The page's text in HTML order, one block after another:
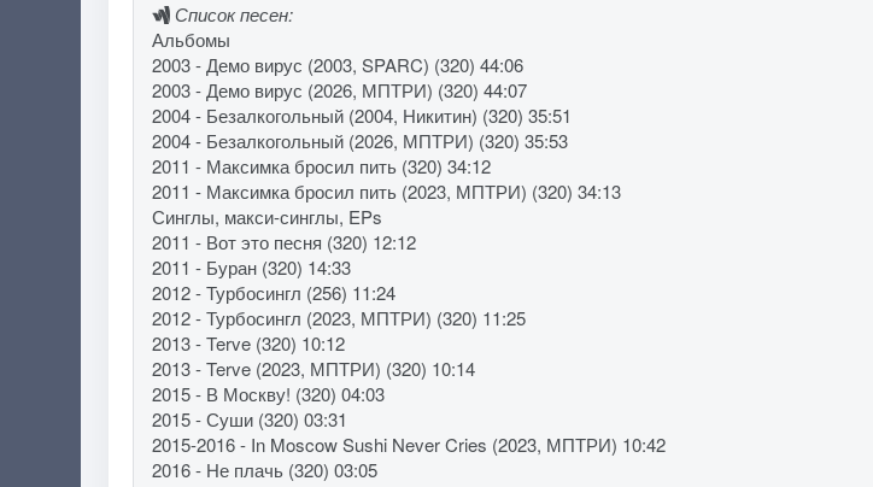
Список песен:
Альбомы
2003 - Демо вирус (2003, SPARC) (320) 44:06
2003 - Демо вирус (2026, МПТРИ) (320) 44:07
2004 - Безалкогольный (2004, Никитин) (320) 35:51
2004 - Безалкогольный (2026, МПТРИ) (320) 35:53
2011 - Максимка бросил пить (320) 34:12
2011 - Максимка бросил пить (2023, МПТРИ) (320) 34:13
Синглы, макси-синглы, EPs
2011 - Вот это песня (320) 12:12
2011 - Буран (320) 14:33
2012 - Турбосингл (256) 11:24
2012 - Турбосингл (2023, МПТРИ) (320) 11:25
2013 - Terve (320) 10:12
2013 - Terve (2023, МПТРИ) (320) 10:14
2015 - В Москву! (320) 04:03
2015 - Суши (320) 03:31
2015-2016 - In Moscow Sushi Never Cries (2023, МПТРИ) 10:42
2016 - Не плачь (320) 03:05